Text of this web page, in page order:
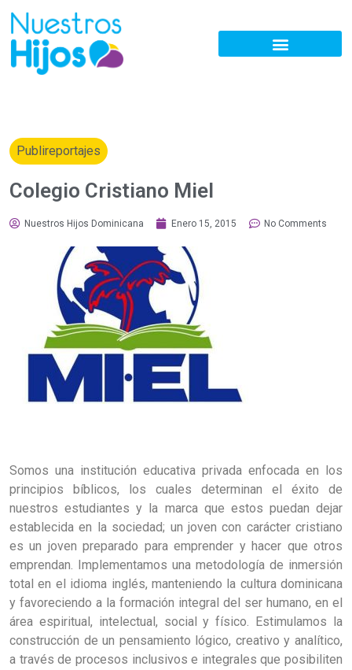
Publireportajes
Colegio Cristiano Miel
Nuestros Hijos Dominicana Enero 15, 2015 No Comments
Somos una institución educativa privada enfocada en los
principios bíblicos, los cuales determinan el éxito de
nuestros estudiantes y la marca que estos puedan dejar
establecida en la sociedad; un joven con carácter cristiano
es un joven preparado para emprender y hacer que otros
emprendan. Implementamos una metodología de inmersión
total en el idioma inglés, manteniendo la cultura dominicana
y favoreciendo a la formación integral del ser humano, en el
área espiritual, intelectual, social y físico. Estimulamos la
construcción de un pensamiento lógico, creativo y analítico,
a través de procesos inclusivos e integrales que posibiliten